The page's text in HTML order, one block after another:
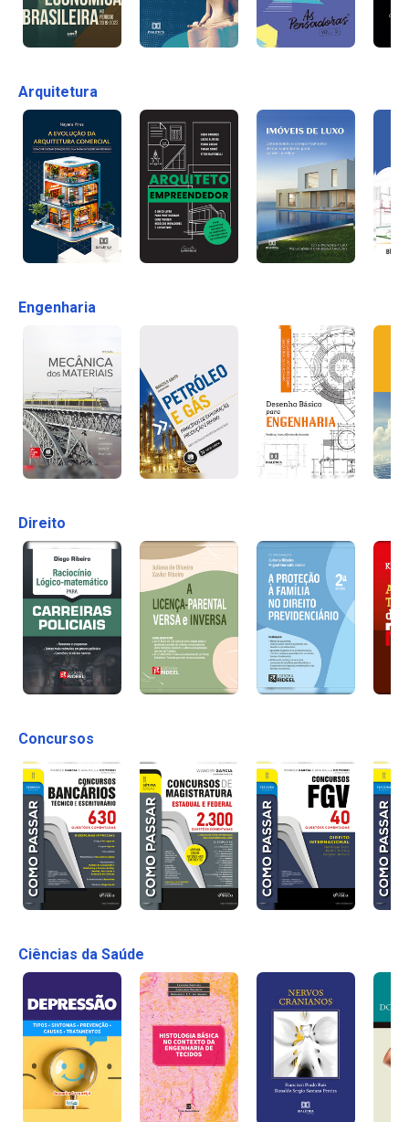
Arquitetura
Engenharia
Direito
Concursos
Ciências da Saúde